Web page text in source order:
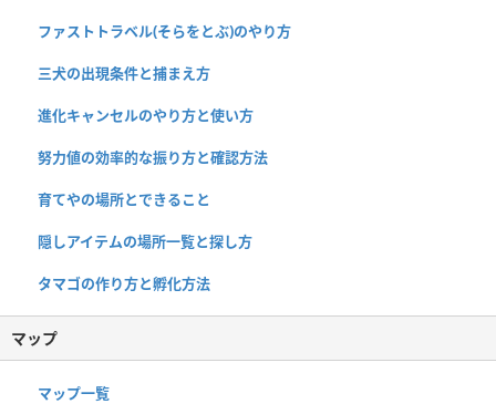
ファストトラベル(そらをとぶ)のやり方
三犬の出現条件と捕まえ方
進化キャンセルのやり方と使い方
努力値の効率的な振り方と確認方法
育てやの場所とできること
隠しアイテムの場所一覧と探し方
タマゴの作り方と孵化方法
マップ
マップ一覧